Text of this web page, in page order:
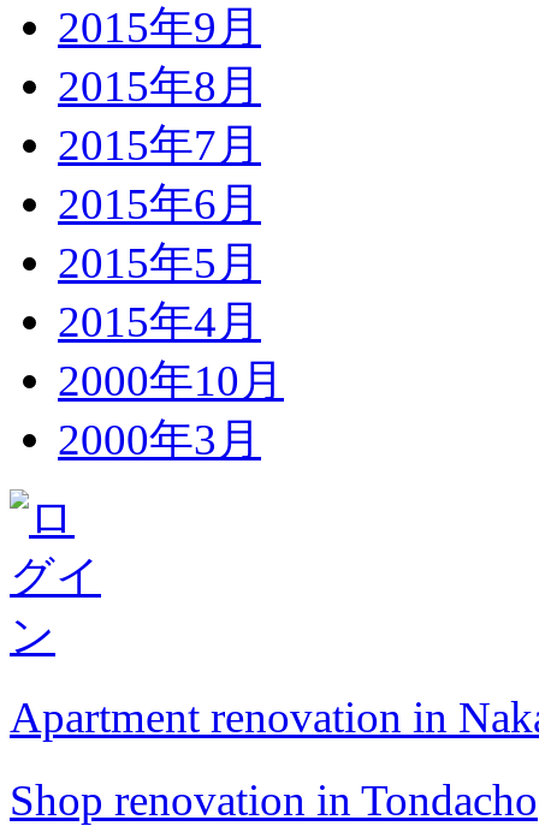
2015年9月
2015年8月
2015年7月
2015年6月
2015年5月
2015年4月
2000年10月
2000年3月
Apartment renovation in
Shop renovation in Tondacho